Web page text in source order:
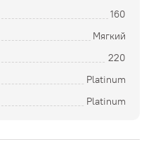
160
Мягкий
220
Platinum
Platinum